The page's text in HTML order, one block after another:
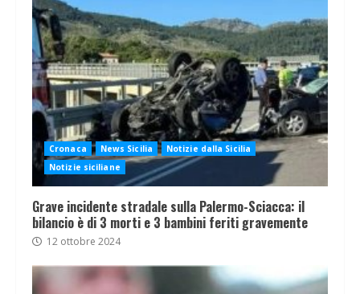
Cronaca News Sicilia
Notizie dalla Sicilia
Notizie siciliane
Grave incidente stradale sulla Palermo-Sciacca: il
bilancio è di 3 morti e 3 bambini feriti gravemente
12 ottobre 2024